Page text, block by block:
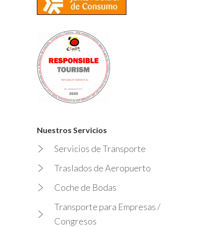
Nuestros Servicios
Servicios de Transporte
Traslados de Aeropuerto
Coche de Bodas
Transporte para Empresas /
Congresos